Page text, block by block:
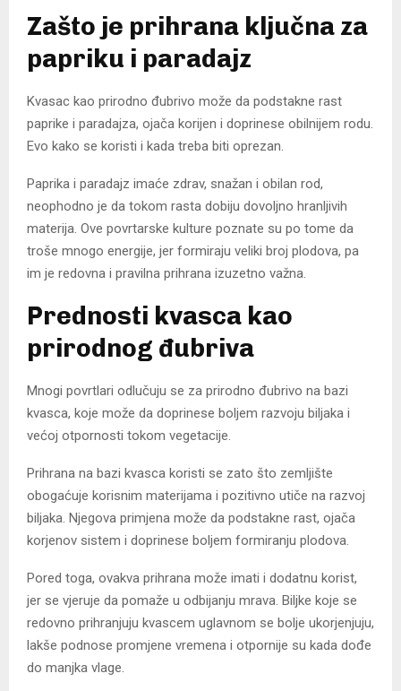
Zašto je prihrana ključna za
papriku i paradajz
Kvasac kao prirodno đubrivo može da podstakne rast
paprike i paradajza, ojača korijen i doprinese obilnijem rodu.
Evo kako se koristi i kada treba biti oprezan.
Paprika i paradajz imaće zdrav, snažan i obilan rod,
neophodno je da tokom rasta dobiju dovoljno hranljivih
materija. Ove povrtarske kulture poznate su po tome da
troše mnogo energije, jer formiraju veliki broj plodova, pa
im je redovna i pravilna prihrana izuzetno važna.
Prednosti kvasca kao
prirodnog đubriva
Mnogi povrtlari odlučuju se za prirodno đubrivo na bazi
kvasca, koje može da doprinese boljem razvoju biljaka i
većoj otpornosti tokom vegetacije.
Prihrana na bazi kvasca koristi se zato što zemljište
obogaćuje korisnim materijama i pozitivno utiče na razvoj
biljaka. Njegova primjena može da podstakne rast, ojača
korjenov sistem i doprinese boljem formiranju plodova.
Pored toga, ovakva prihrana može imati i dodatnu korist,
jer se vjeruje da pomaže u odbijanju mrava. Biljke koje se
redovno prihranjuju kvascem uglavnom se bolje ukorjenjuju,
lakše podnose promjene vremena i otpornije su kada dođe
do manjka vlage.